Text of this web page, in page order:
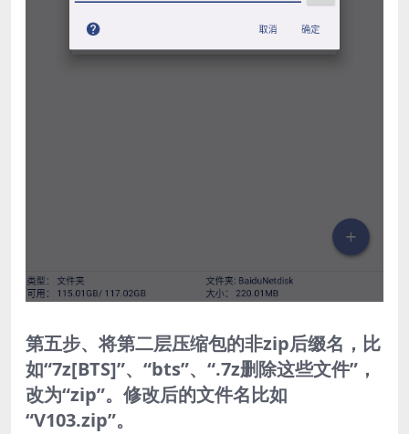
第五步、将第二层压缩包的非zip后缀名，比
如“7z[BTS]”、“bts”、“.7z删除这些文件”，
改为“zip”。修改后的文件名比如
“V103.zip”。